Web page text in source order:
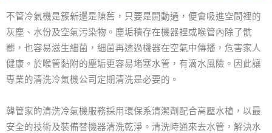
不管冷氣機是簇新還是陳舊，只要是開動過，便會吸進空間裡的
灰塵、水份及空氣污染物。塵垢積存在機器裡或喉管內除了骯
髒，也容易滋生細菌，細菌再透過機器在空氣中傳播，危害家人
健康。於喉管黏附的塵垢更容易堵塞水管，有滴水風險。因此讓
專業的清洗冷氣機公司定期清洗是必要的。
韓管家的清洗冷氣機服務採用環保系清潔劑配合高壓水槍，以最
安全的技術及裝備替機器清洗乾淨。清洗時通來去水管，解決水